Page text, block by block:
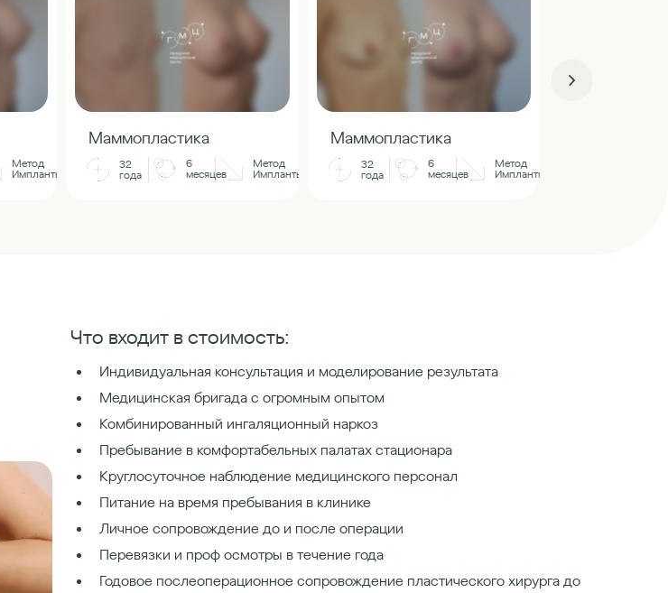
Метод
Импланты
Маммопластика
32
года
6
месяцев
Метод
Импланты
Маммопластика
32
года
6
месяцев
Метод
Импланты
Что входит в стоимость:
Индивидуальная консультация и моделирование результата
Медицинская бригада с огромным опытом
Комбинированный ингаляционный наркоз
Пребывание в комфортабельных палатах стационара
Круглосуточное наблюдение медицинского персонал
Питание на время пребывания в клинике
Личное сопровождение до и после операции
Перевязки и проф осмотры в течение года
Годовое послеоперационное сопровождение пластического хирурга до